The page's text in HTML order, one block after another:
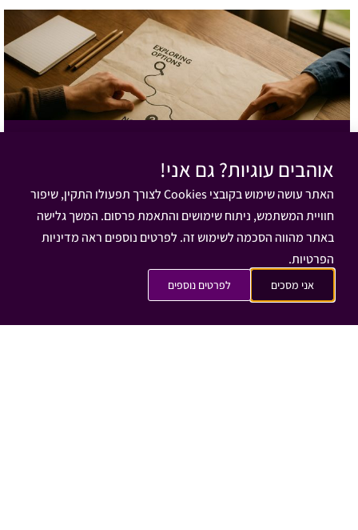
איך לבנות תוכן שמלווה תהליך, ולא רק שמשכנע
לקנות
01/08/2026
אוהבים עוגיות? גם אני!
האתר עושה שימוש בקובצי Cookies לצורך תפעולו התקין, שיפור
חוויית המשתמש, ניתוח שימושים והתאמת פרסום. המשך גלישה
באתר מהווה הסכמה לשימוש זה. לפרטים נוספים ראה מדיניות
הפרטיות.
אני מסכים לפרטים נוספים